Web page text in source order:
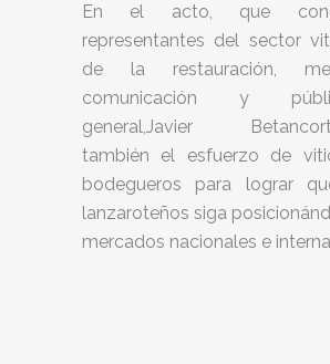
En el acto, que
representantes del sector
de la restauración,
comunicación y
general,Javier
también el esfuerzo de
bodegueros para lograr
lanzaroteños siga
mercados nacionales e